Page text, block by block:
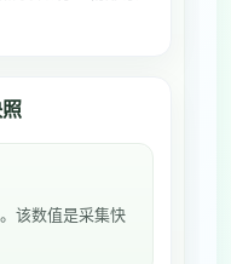
该数值是采集快